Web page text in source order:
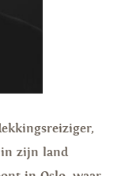
in zijn land